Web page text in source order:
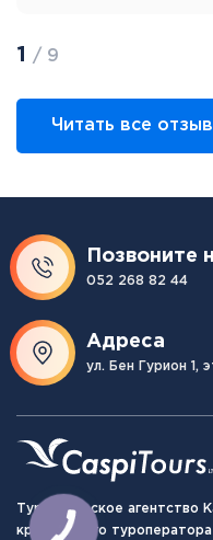
1 / 9
Читать все
Позвоните
052 268 82 44
Адреса
ул. Бен Гурион 1,
Туристическое агентство
крупнейшего